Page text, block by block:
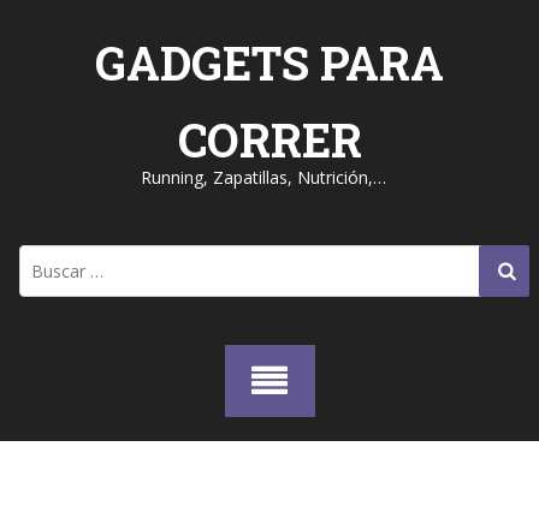
GADGETS PARA
CORRER
Running, Zapatillas, Nutrición,…